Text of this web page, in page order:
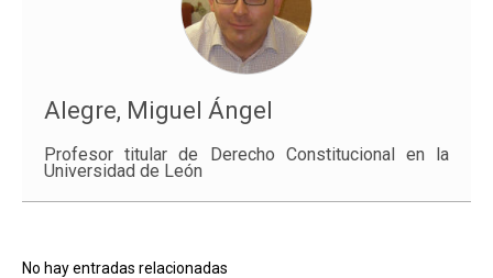
Alegre, Miguel Ángel
Profesor titular de Derecho Constitucional en la
Universidad de León
No hay entradas relacionadas